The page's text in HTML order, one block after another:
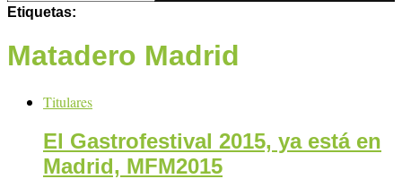
Etiquetas:
Matadero Madrid
Titulares
El Gastrofestival 2015, ya está en
Madrid, MFM2015